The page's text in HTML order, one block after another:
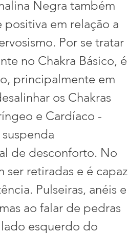
Negra também
em relação a
Por se tratar
no Chakra Básico, é
principalmente em
os Chakras
e Cardíaco -
de desconforto. No
ser retiradas e é capaz
Pulseiras, anéis e
ao falar de pedras
esquerdo do